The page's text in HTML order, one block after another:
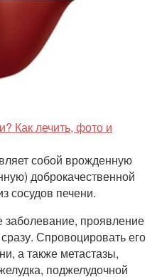
Как лечить, фото и
собой врожденную
доброкачественной
сосудов печени.
заболевание, проявление
Спровоцировать его
а также метастазы,
поджелудочной